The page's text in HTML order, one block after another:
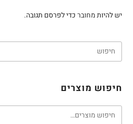
יש להיותמחוברכדי לפרסם תגובה.
חיפוש מוצרים